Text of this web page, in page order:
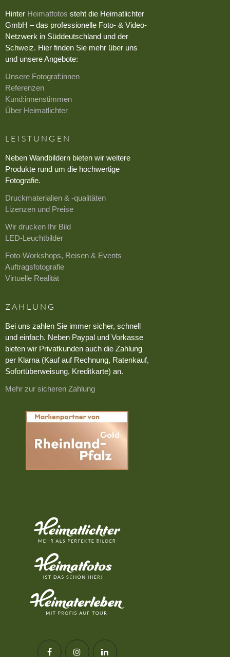
Hinter Heimatfotos steht die Heimatlichter
GmbH – das professionelle Foto- & Video-
Netzwerk in Süddeutschland und der
Schweiz. Hier finden Sie mehr über uns
und unsere Angebote:
Unsere Fotograf:innen
Referenzen
Kund:innenstimmen
Über Heimatlichter
LEISTUNGEN
Neben Wandbildern bieten wir weitere
Produkte rund um die hochwertige
Fotografie.
Druckmaterialien & -qualitäten
Lizenzen und Preise
Wir drucken Ihr Bild
LED-Leuchtbilder
Foto-Workshops, Reisen & Events
Auftragsfotografie
Virtuelle Realität
ZAHLUNG
Bei uns zahlen Sie immer sicher, schnell
und einfach. Neben Paypal und Vorkasse
bieten wir Privatkunden auch die Zahlung
per Klarna (Kauf auf Rechnung, Ratenkauf,
Sofortüberweisung, Kreditkarte) an.
Mehr zur sicheren Zahlung